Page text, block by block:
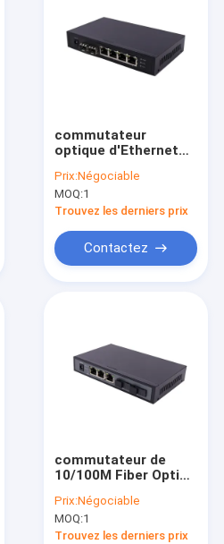
commutateur
optique d'Ethernet
Prix:Négociable
MOQ:1
Trouvez les derniers prix
Contactez
commutateur de
10/100M Fiber Optic
Prix:Négociable
MOQ:1
Trouvez les derniers prix